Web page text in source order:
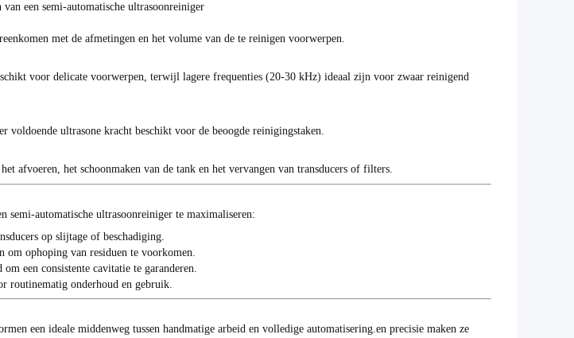
een semi-automatische ultrasoonreiniger
met de afmetingen en het volume van de te reinigen voorwerpen.
voor delicate voorwerpen, terwijl lagere frequenties (20-30 kHz) ideaal zijn voor zwaar reinigend
voldoende ultrasone kracht beschikt voor de beoogde reinigingstaken.
afvoeren, het schoonmaken van de tank en het vervangen van transducers of filters.
semi-automatische ultrasoonreiniger te maximaliseren:
op slijtage of beschadiging.
om ophoping van residuen te voorkomen.
een consistente cavitatie te garanderen.
routinematig onderhoud en gebruik.
een ideale middenweg tussen handmatige arbeid en volledige automatisering.en precisie maken ze